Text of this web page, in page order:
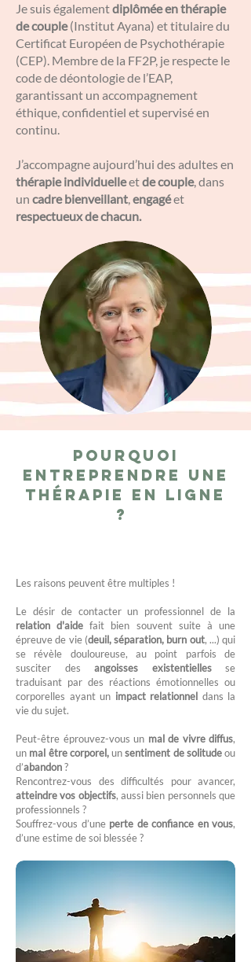
Je suis égalementdiplômée en thérapie
de couple(Institut Ayana) et titulaire du
Certificat Européen de Psychothérapie
(CEP). Membre de la FF2P, je respecte le
code de déontologie de l’EAP,
garantissant un accompagnement
éthique, confidentiel et supervisé en
continu.
J’accompagne aujourd’hui des adultes en
thérapie individuelleetde couple, dans
un cadre bienveillant,engagéet
respectueux de chacun.
Pourquoi
entreprendre une
thérapie en ligne
?
Les raisons peuvent être multiples !
Le désir de contacter un professionnel de la
relation d'aide fait bien souvent suite à une
épreuve de vie (deuil, séparation, burn out, ...) qui
se révèle douloureuse, au point parfois de
susciter des angoisses existentiellesse
traduisant par des réactions émotionnelles ou
corporelles ayant un impact relationnel dans la
vie du sujet.
Peut-être éprouvez-vous un mal de vivre diffus,
un mal être corporel,unsentiment de solitudeou
d’abandon?
Rencontrez-vous des difficultés pour avancer,
atteindre vos objectifs, aussi bien personnels que
professionnels ?
Souffrez-vous d’une perte de confiance en vous,
d’une estime de soi blessée ?​​